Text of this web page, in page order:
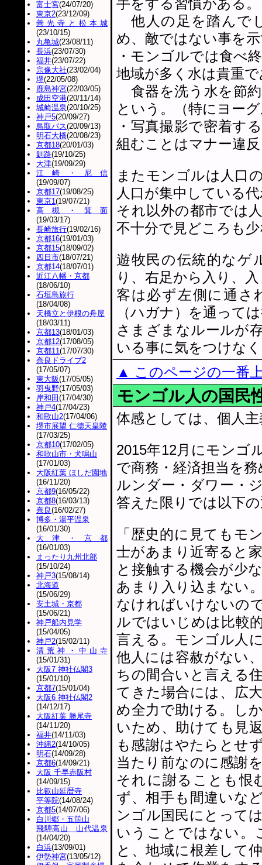
手をする習慣がある
他人の足を踏んで
め、敵ではない事を
・モンゴルでは食べ
地域が多く水は貴重
食器を洗う水を節
という。（特にヨー
・写真撮影で密着す
組むことはマナー違
またモンゴルは人口
人口が集中している
それ以外の都市では
不十分で見どころも
遊牧民の伝統的なゲ
り、右足から入り、
客は必ず左側に通さ
（ハガナ）を通って
さまざまなルールが
いる事に気をつけな
▲ このページの一番
モンゴル人の国民
体感としては、個人
2015年12月にモンゴ
で商務・経済担当を
ルンダー・ダワー・
答えた限りでは以下
「歴史的に見てもモ
士があまり近寄ると
と接触する機会が少
あまり入り込まない
なければいけないの
ルではいじめは比較
言える。モンゴル人
他人には容赦がない
ちの間合いと言える
てきた場合には、広
め全力で助ける。し
いため、助けても見
も感謝はやたらとせ
当たり前なのに感謝
それに謝ることも恨
ず、相手も間違いな
ンゴル国民にとって
いうことではない。
と、地域に根差して
富士宮(24/07/20)
東京2(23/12/09)
善光寺と松本城
(23/10/15)
丸亀城(23/08/11)
長浜(23/07/30)
福井(23/07/22)
宗像大社(23/02/04)
堺(22/05/08)
鹿島神宮(22/03/05)
成田空港(20/11/14)
城崎温泉(20/10/25)
神戸5(20/09/27)
鳥取バス(20/09/13)
明石大橋(20/08/23)
京都18(20/01/03)
釧路(19/10/25)
大津(19/09/29)
江崎・尼信
(19/09/07)
京都17(19/08/25)
東京1(19/07/21)
高槻・箕面
(19/03/17)
長崎旅行(19/02/16)
京都16(19/01/03)
京都15(18/09/02)
四日市(18/07/21)
京都14(18/07/01)
近江八幡・京都
(18/06/10)
石垣島旅行
(18/04/08)
天橋立と伊根の舟屋
(18/03/11)
京都13(18/01/03)
京都12(17/08/05)
京都11(17/07/30)
奈良ドライブ2
(17/05/07)
東大阪(17/05/05)
羽曳野(17/05/03)
岸和田 (17/04/30)
神戸4(17/04/23)
和歌山2(17/04/06)
堺市展望 仁徳天皇陵
(17/03/25)
京都10(17/02/05)
和歌山市・犬鳴山
(17/01/03)
大阪紅葉 ほしだ園地
(16/11/20)
京都9(16/05/22)
京都8(16/03/13)
奈良(16/02/27)
博多・湯平温泉
(16/01/30)
大津・京都
(16/01/03)
まったり九州北部
(15/10/24)
神戸3(15/08/14)
北海道
(15/06/29)
安土城・京都
(15/06/21)
神戸船内見学
(15/04/05)
神戸2(15/02/11)
清荒神・中山寺
(15/01/31)
大阪7 神社仏閣3
(15/01/10)
京都7(15/01/04)
大阪6 神社仏閣2
(14/12/17)
大阪紅葉 勝尾寺
(14/11/20)
福井(14/11/03)
沖縄2(14/10/05)
明石(14/09/28)
京都6(14/09/21)
大阪 千早赤阪村
(14/09/15)
比叡山延暦寺
平等院(14/08/24)
京都5(14/07/06)
白川郷・五箇山
飛騨高山 山代温泉
(14/04/20)
白浜(13/09/01)
伊勢神宮(13/05/12)